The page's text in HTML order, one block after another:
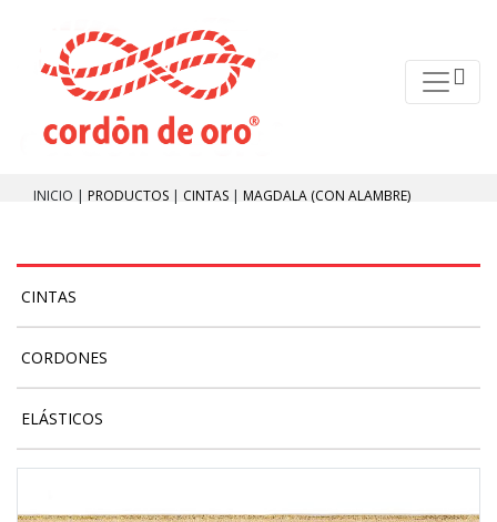
INICIO | PRODUCTOS | CINTAS | MAGDALA (CON ALAMBRE)
CINTAS
CORDONES
ELÁSTICOS